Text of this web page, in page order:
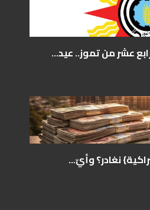
عشر من تموز.. عيد...
نغادر؟ وأيّ...